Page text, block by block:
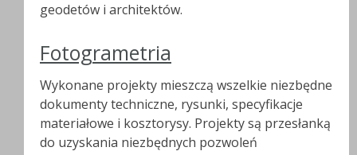
geodetów i architektów.
Fotogrametria
Wykonane projekty mieszczą wszelkie niezbędne
dokumenty techniczne, rysunki, specyfikacje
materiałowe i kosztorysy. Projekty są przesłanką
do uzyskania niezbędnych pozwoleń